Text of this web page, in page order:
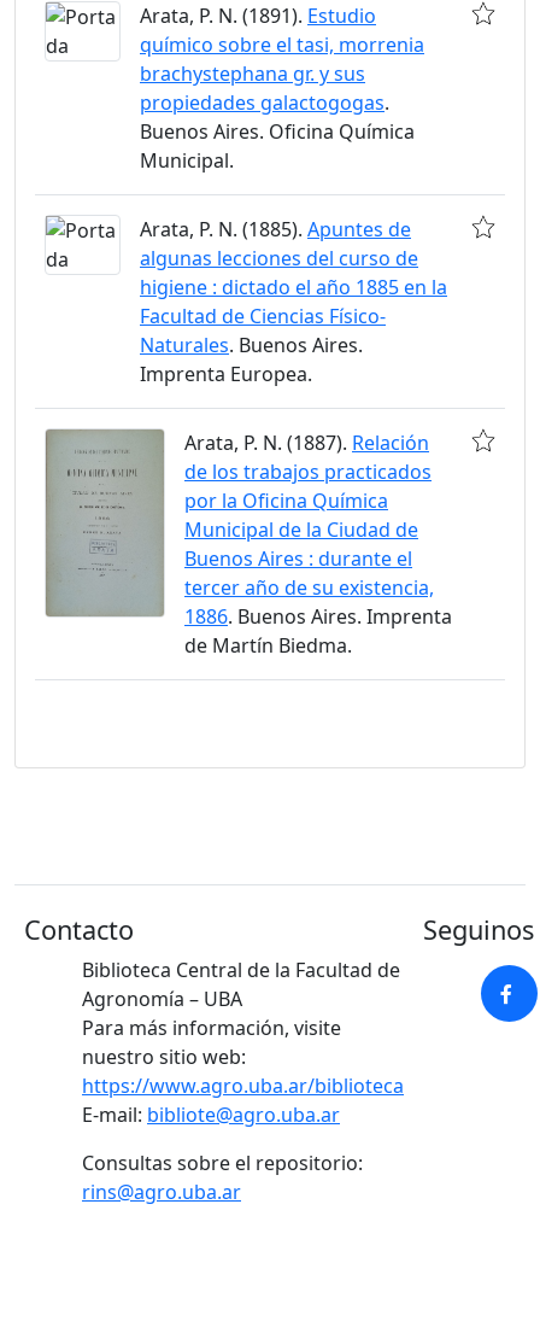
Arata, P. N. (1891). Estudio
químico sobre el tasi, morrenia
brachystephana gr. y sus
propiedades galactogogas.
Buenos Aires. Oficina Química
Municipal.
Arata, P. N. (1885). Apuntes de
algunas lecciones del curso de
higiene : dictado el año 1885 en la
Facultad de Ciencias Físico-
Naturales. Buenos Aires.
Imprenta Europea.
Arata, P. N. (1887). Relación
de los trabajos practicados
por la Oficina Química
Municipal de la Ciudad de
Buenos Aires : durante el
tercer año de su existencia,
1886. Buenos Aires. Imprenta
de Martín Biedma.
Contacto
Biblioteca Central de la Facultad de
Agronomía – UBA
Para más información, visite
nuestro sitio web:
https://www.agro.uba.ar/biblioteca
E-mail: bibliote@agro.uba.ar
Consultas sobre el repositorio:
rins@agro.uba.ar